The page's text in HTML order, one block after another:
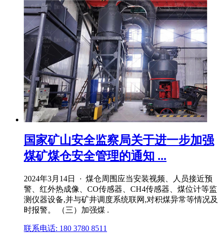
国家矿山安全监察局关于进一步加强
煤矿煤仓安全管理的通知 ...
2024年3月14日 · 煤仓周围应当安装视频、人员接近预
警、红外热成像、CO传感器、CH4传感器、煤位计等监
测仪器设备,并与矿井调度系统联网,对积煤异常等情况及
时报警。 （三）加强煤 .
联系电话: 180 3780 8511